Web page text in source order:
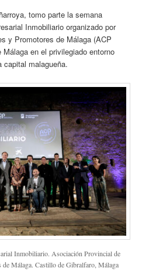
tomo parte la semana
Inmobiliario organizado por
y Promotores de Málaga (ACP
en el privilegiado entorno
capital malagueña.
Inmobiliario. Asociación Provincial de
Málaga. Castillo de Gibralfaro, Málaga